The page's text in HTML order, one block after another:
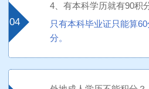
04
4、有本科学历就有90积
只有本科毕业证只能算
分。